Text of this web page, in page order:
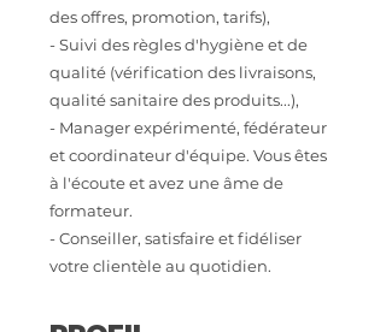
des offres, promotion, tarifs),
- Suivi des règles d'hygiène et de
qualité (vérification des livraisons,
qualité sanitaire des produits...),
- Manager expérimenté, fédérateur
et coordinateur d'équipe. Vous êtes
à l'écoute et avez une âme de
formateur.
- Conseiller, satisfaire et fidéliser
votre clientèle au quotidien.